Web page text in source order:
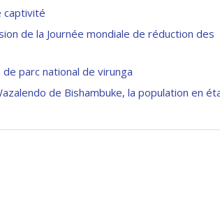
captivité
de la Journée mondiale de réduction des
parc national de virunga
de Bishambuke, la population en